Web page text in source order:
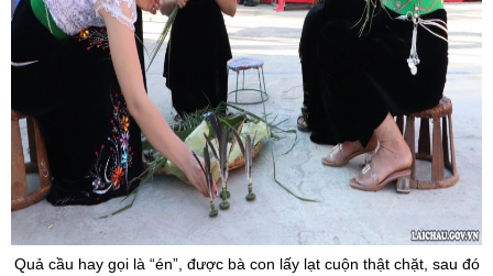
Quả cầu hay gọi là “én”, được bà con lấy lạt cuộn thật chặt, sau đó